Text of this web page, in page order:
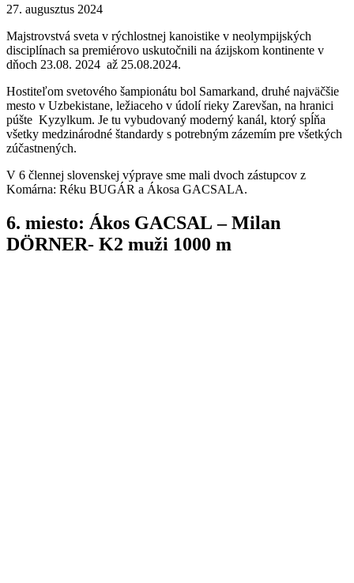
27. augusztus 2024
Majstrovstvá sveta v rýchlostnej kanoistike v neolympijských
disciplínach sa premiérovo uskutočnili na ázijskom kontinente v
dňoch 23.08. 2024 až 25.08.2024.
Hostiteľom svetového šampionátu bol Samarkand, druhé najväčšie
mesto v Uzbekistane, ležiaceho v údolí rieky Zarevšan, na hranici
púšte Kyzylkum. Je tu vybudovaný moderný kanál, ktorý spĺňa
všetky medzinárodné štandardy s potrebným zázemím pre všetkých
zúčastnených.
V 6 člennej slovenskej výprave sme mali dvoch zástupcov z
Komárna: Réku BUGÁR a Ákosa GACSALA.
6. miesto: Ákos GACSAL – Milan
DÖRNER- K2 muži 1000 m